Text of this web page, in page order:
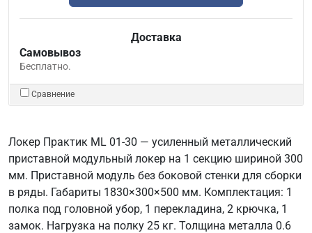
Доставка
Самовывоз
Бесплатно.
Сравнение
Локер Практик ML 01-30 — усиленный металлический
приставной модульный локер на 1 секцию шириной 300
мм. Приставной модуль без боковой стенки для сборки
в ряды. Габариты 1830×300×500 мм. Комплектация: 1
полка под головной убор, 1 перекладина, 2 крючка, 1
замок. Нагрузка на полку 25 кг. Толщина металла 0.6